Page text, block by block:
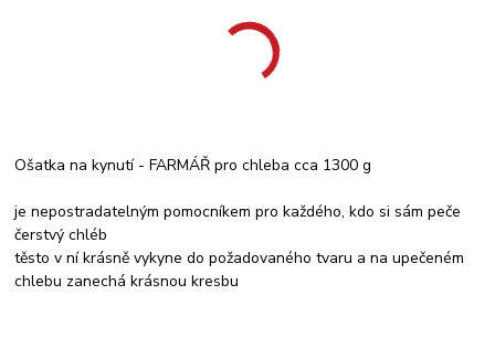
Ošatka na kynutí - FARMÁŘ pro chleba cca 1300 g
je nepostradatelným pomocníkem pro každého, kdo si sám peče
čerstvý chléb
těsto v ní krásně vykyne do požadovaného tvaru a na upečeném
chlebu zanechá krásnou kresbu